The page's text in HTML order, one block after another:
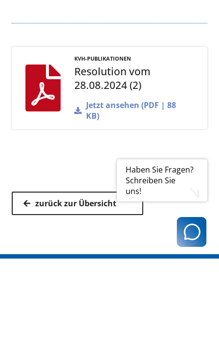
Haben Sie Fragen?
Schreiben Sie
uns!
KVH-PUBLIKATIONEN
Resolution vom
28.08.2024 (2)
Jetzt ansehen (PDF | 88
KB)
zurück zur Übersicht